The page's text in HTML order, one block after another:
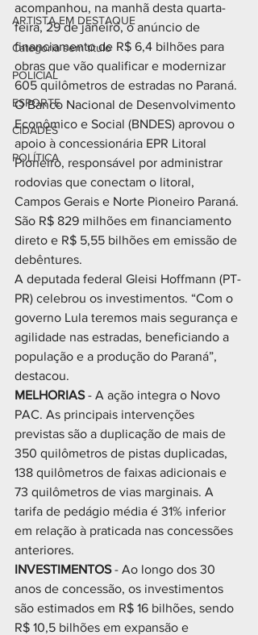
ARTISTA EM DESTAQUE
Categoria sem título
POLICIAL
ESPORTE
CIDADES
POLÍTICA
acompanhou, na manhã desta quarta-
feira, 29 de janeiro, o anúncio de
financiamento de R$ 6,4 bilhões para
obras que vão qualificar e modernizar
605 quilômetros de estradas no Paraná.
O Banco Nacional de Desenvolvimento
Econômico e Social (BNDES) aprovou o
apoio à concessionária EPR Litoral
Pioneiro, responsável por administrar
rodovias que conectam o litoral,
Campos Gerais e Norte Pioneiro Paraná.
São R$ 829 milhões em financiamento
direto e R$ 5,55 bilhões em emissão de
debêntures.
A deputada federal Gleisi Hoffmann (PT-
PR) celebrou os investimentos. “Com o
governo Lula teremos mais segurança e
agilidade nas estradas, beneficiando a
população e a produção do Paraná”,
destacou.
MELHORIAS - A ação integra o Novo
PAC. As principais intervenções
previstas são a duplicação de mais de
350 quilômetros de pistas duplicadas,
138 quilômetros de faixas adicionais e
73 quilômetros de vias marginais. A
tarifa de pedágio média é 31% inferior
em relação à praticada nas concessões
anteriores.
INVESTIMENTOS - Ao longo dos 30
anos de concessão, os investimentos
são estimados em R$ 16 bilhões, sendo
R$ 10,5 bilhões em expansão e